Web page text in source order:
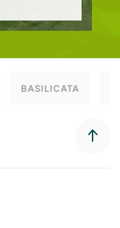
BASILICATA